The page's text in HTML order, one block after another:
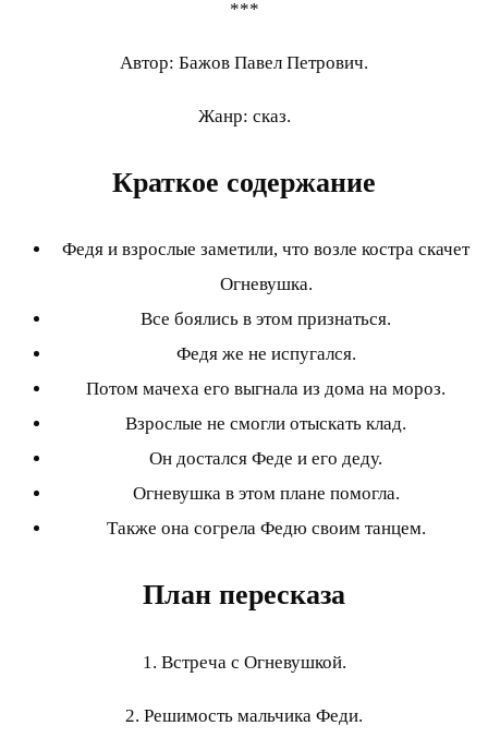
***
Автор: Бажов Павел Петрович.
Жанр: сказ.
Краткое содержание
Федя и взрослые заметили, что возле костра скачет
Огневушка.
Все боялись в этом признаться.
Федя же не испугался.
Потом мачеха его выгнала из дома на мороз.
Взрослые не смогли отыскать клад.
Он достался Феде и его деду.
Огневушка в этом плане помогла.
Также она согрела Федю своим танцем.
План пересказа
1. Встреча с Огневушкой.
2. Решимость мальчика Феди.